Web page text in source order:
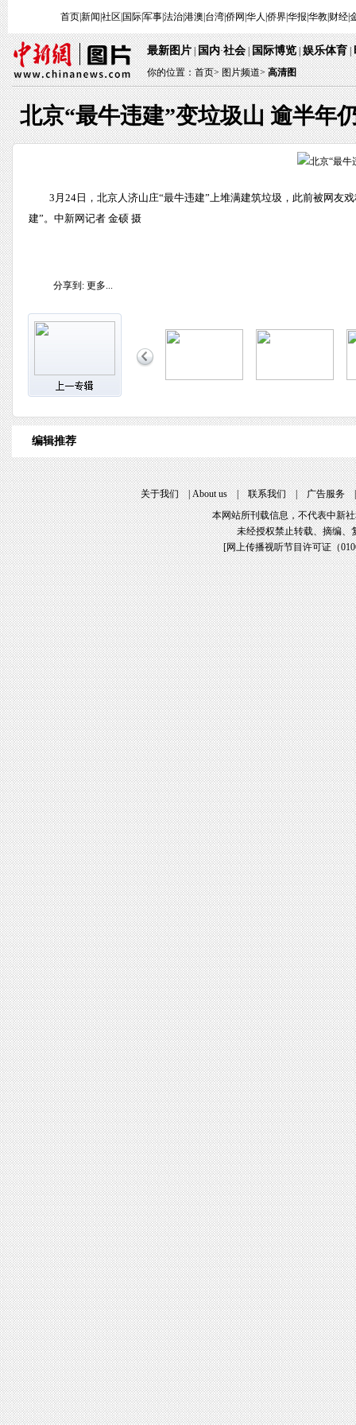
首页|新闻 社区 国际|军事|法治|港澳 台湾|侨网 华人 侨界|华报 华教| 财经|
最新图片|国内·社会|国际博览|娱乐体育|
你的位置：首页>图片频道> 高清图
北京“最牛违建”变垃圾山 逾半年
3月24日，北京人济山庄“最牛违建”上堆满建筑垃圾，此前被网友
建”。中新网记者 金硕 摄
分享到: 更多...
编辑推荐
关于我们|About us|联系我们|广告服务
本网站所刊载信息，不代表中新
未经授权禁止转载、摘编、
[网上传播视听节目许可证（